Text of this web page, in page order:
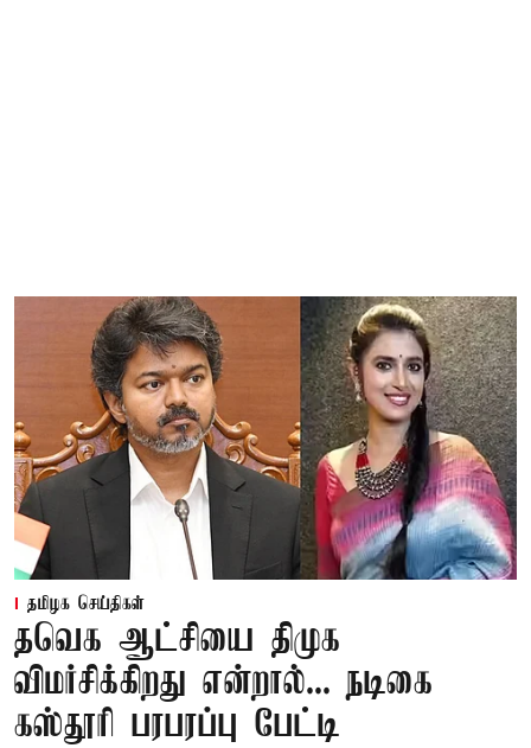
தமிழக செய்திகள்
தவெக ஆட்சியை திமுக
விமர்சிக்கிறது என்றால்... நடிகை
கஸ்தூரி பரபரப்பு பேட்டி